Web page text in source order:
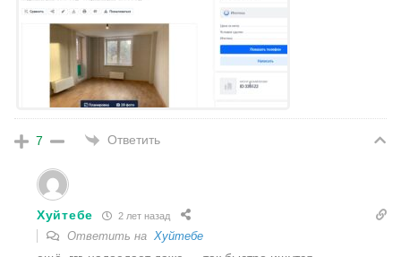
7 Ответить
Хуйтебе 2 лет назад
Ответить на Хуйтебе